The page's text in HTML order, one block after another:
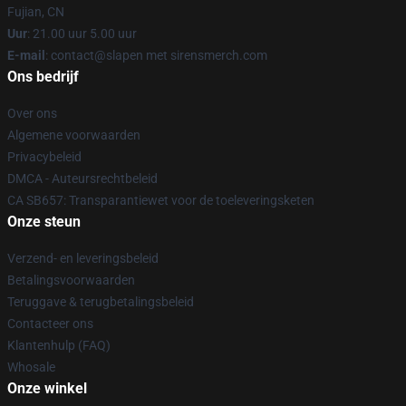
Fujian, CN
Uur: 21.00 uur 5.00 uur
E-mail : contact@slapen met sirensmerch.com
Ons bedrijf
Over ons
Algemene voorwaarden
Privacybeleid
DMCA - Auteursrechtbeleid
CA SB657: Transparantiewet voor de toeleveringsketen
Onze steun
Verzend- en leveringsbeleid
Betalingsvoorwaarden
Teruggave & terugbetalingsbeleid
Contacteer ons
Klantenhulp (FAQ)
Whosale
Onze winkel